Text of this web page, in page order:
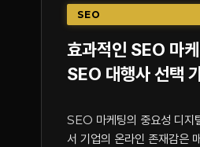
SEO
효과적인 SEO 마
SEO 대행사 선택
SEO 마케팅의 중요성 디지
서 기업의 온라인 존재감은